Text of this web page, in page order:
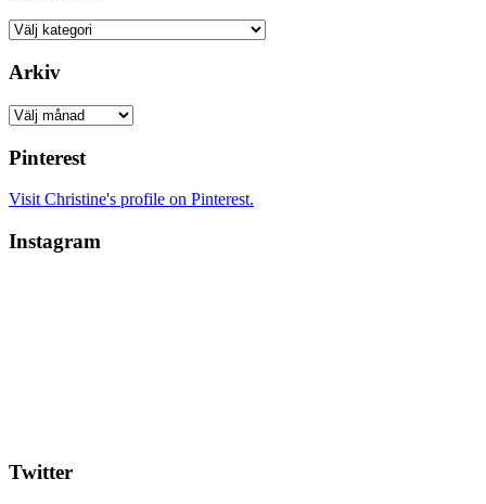
Kategorier
Arkiv
Arkiv
Pinterest
Visit Christine's profile on Pinterest.
Instagram
Twitter